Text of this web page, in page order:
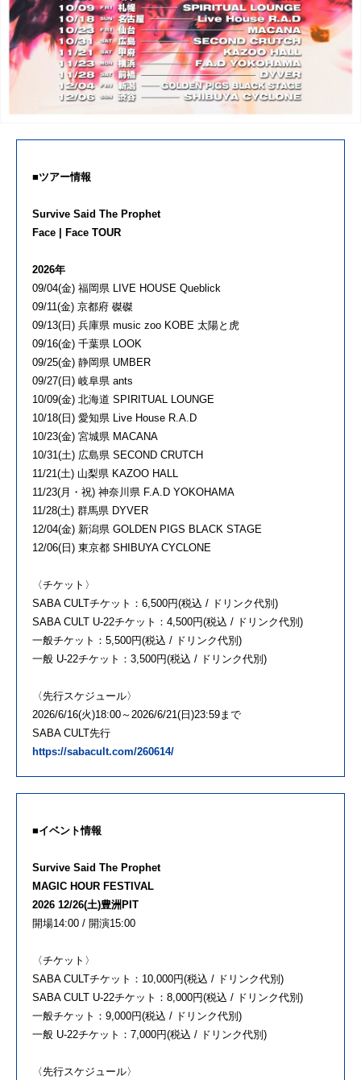
■ツアー情報
Survive Said The Prophet
Face | Face TOUR
2026年
09/04(金) 福岡県 LIVE HOUSE Queblick
09/11(金) 京都府 磔磔
09/13(日) 兵庫県 music zoo KOBE 太陽と虎
09/16(金) 千葉県 LOOK
09/25(金) 静岡県 UMBER
09/27(日) 岐阜県 ants
10/09(金) 北海道 SPIRITUAL LOUNGE
10/18(日) 愛知県 Live House R.A.D
10/23(金) 宮城県 MACANA
10/31(土) 広島県 SECOND CRUTCH
11/21(土) 山梨県 KAZOO HALL
11/23(月・祝) 神奈川県 F.A.D YOKOHAMA
11/28(土) 群馬県 DYVER
12/04(金) 新潟県 GOLDEN PIGS BLACK STAGE
12/06(日) 東京都 SHIBUYA CYCLONE
〈チケット〉
SABA CULTチケット：6,500円(税込 / ドリンク代別)
SABA CULT U-22チケット：4,500円(税込 / ドリンク代別)
一般チケット：5,500円(税込 / ドリンク代別)
一般 U-22チケット：3,500円(税込 / ドリンク代別)
〈先行スケジュール〉
2026/6/16(火)18:00～2026/6/21(日)23:59まで
SABA CULT先行
https://sabacult.com/260614/
■イベント情報
Survive Said The Prophet
MAGIC HOUR FESTIVAL
2026 12/26(土)豊洲PIT
開場14:00 / 開演15:00
〈チケット〉
SABA CULTチケット：10,000円(税込 / ドリンク代別)
SABA CULT U-22チケット：8,000円(税込 / ドリンク代別)
一般チケット：9,000円(税込 / ドリンク代別)
一般 U-22チケット：7,000円(税込 / ドリンク代別)
〈先行スケジュール〉